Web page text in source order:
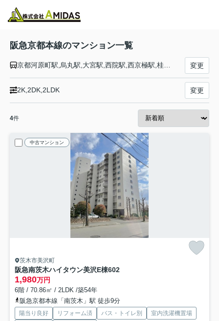
阪急京都本線のマンション一覧
京都河原町駅,烏丸駅,大宮駅,西院駅,西京極駅,桂駅,洛西口駅,東向日駅,西向日駅,長岡天神駅,西山天王山駅,大山崎駅,水無瀬駅,上牧駅,高槻市駅,富田駅,総持寺駅,茨木市駅,南茨木駅,摂津市駅,正雀駅,相川駅,上新庄駅,ＪＲ淡路駅,崇禅寺駅,西中島南方駅,十三駅,大阪駅 変更
2K,2DK,2LDK 変更
4件
中古マンション
茨木市美沢町
阪急南茨木ハイタウン美沢E棟602
1,980万円
6階 / 70.86㎡ / 2LDK /築54年
阪急京都本線「南茨木」駅 徒歩9分
陽当り良好 リフォーム済 バス・トイレ別
室内洗濯機置場